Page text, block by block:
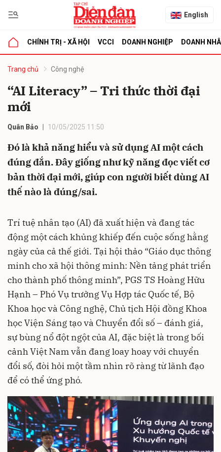
English
CHÍNH TRỊ - XÃ HỘI VCCI DOANH NGHIỆP DOANH
Trang chủ Công nghệ
“AI Literacy” – Tri thức thời đại
mới
Quân Bảo 10/05/2025 11:50
Đó là khả năng hiểu và sử dụng AI một cách
đúng đắn. Đây giống như kỹ năng đọc viết cơ
bản thời đại mới, giúp con người biết dùng AI
thế nào là đúng/sai.
Trí tuệ nhân tạo (AI) đã xuất hiện và đang tác
động một cách khủng khiếp đến cuộc sống hằng
ngày của cả thế giới. Tại hội thảo “Giáo dục thông
minh cho xã hội thông minh: Nền tảng phát triển
cho thành phố thông minh”, PGS TS Hoàng Hữu
Hạnh – Phó Vụ trưởng Vụ Hợp tác Quốc tế, Bộ
Khoa học và Công nghệ, Chủ tịch Hội đồng Khoa
học Viện Sáng tạo và Chuyển đổi số – đánh giá,
sự bùng nổ đột ngột của AI, đặc biệt là trong bối
cảnh Việt Nam vẫn đang loay hoay với chuyển
đổi số, đòi hỏi một tầm nhìn rõ ràng từ lãnh đạo
để có thể ứng phó.
luận
Hủy